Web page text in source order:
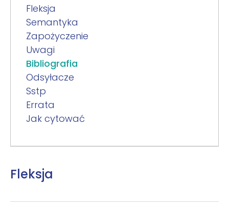
Fleksja
Semantyka
Zapożyczenie
Uwagi
Bibliografia
Odsyłacze
Sstp
Errata
Jak cytować
Fleksja